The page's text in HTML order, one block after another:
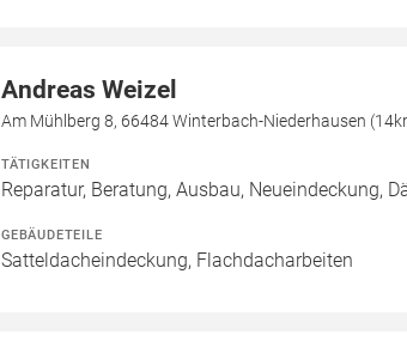
Andreas Weizel
Am Mühlberg 8, 66484 Winterbach-Niederhausen
TÄTIGKEITEN
Reparatur, Beratung, Ausbau, Neueindeckung,
GEBÄUDETEILE
Satteldacheindeckung, Flachdacharbeiten